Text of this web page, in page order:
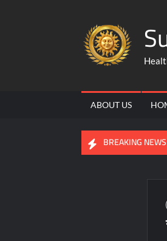
ABOUT US
BREAKING NEWS
समरसता, समानता और भक्ति ही